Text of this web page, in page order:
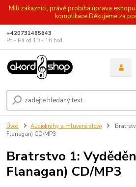
Milí zákazníci, právě probíhá úprava
komplikace Děkujeme za
+420731485643
Po - Pá od 10 - 16 hod.
Úvod Audioknihy a mluvené slovo
Flanagan) CD/MP3
Bratrstvo 1:
Flanagan) CD/MP3